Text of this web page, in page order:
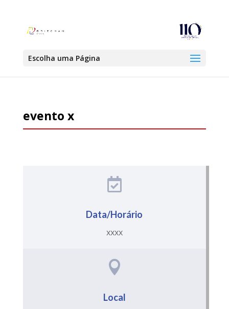
Escolha uma Página
evento x

Data/Horário
xxxx

Local